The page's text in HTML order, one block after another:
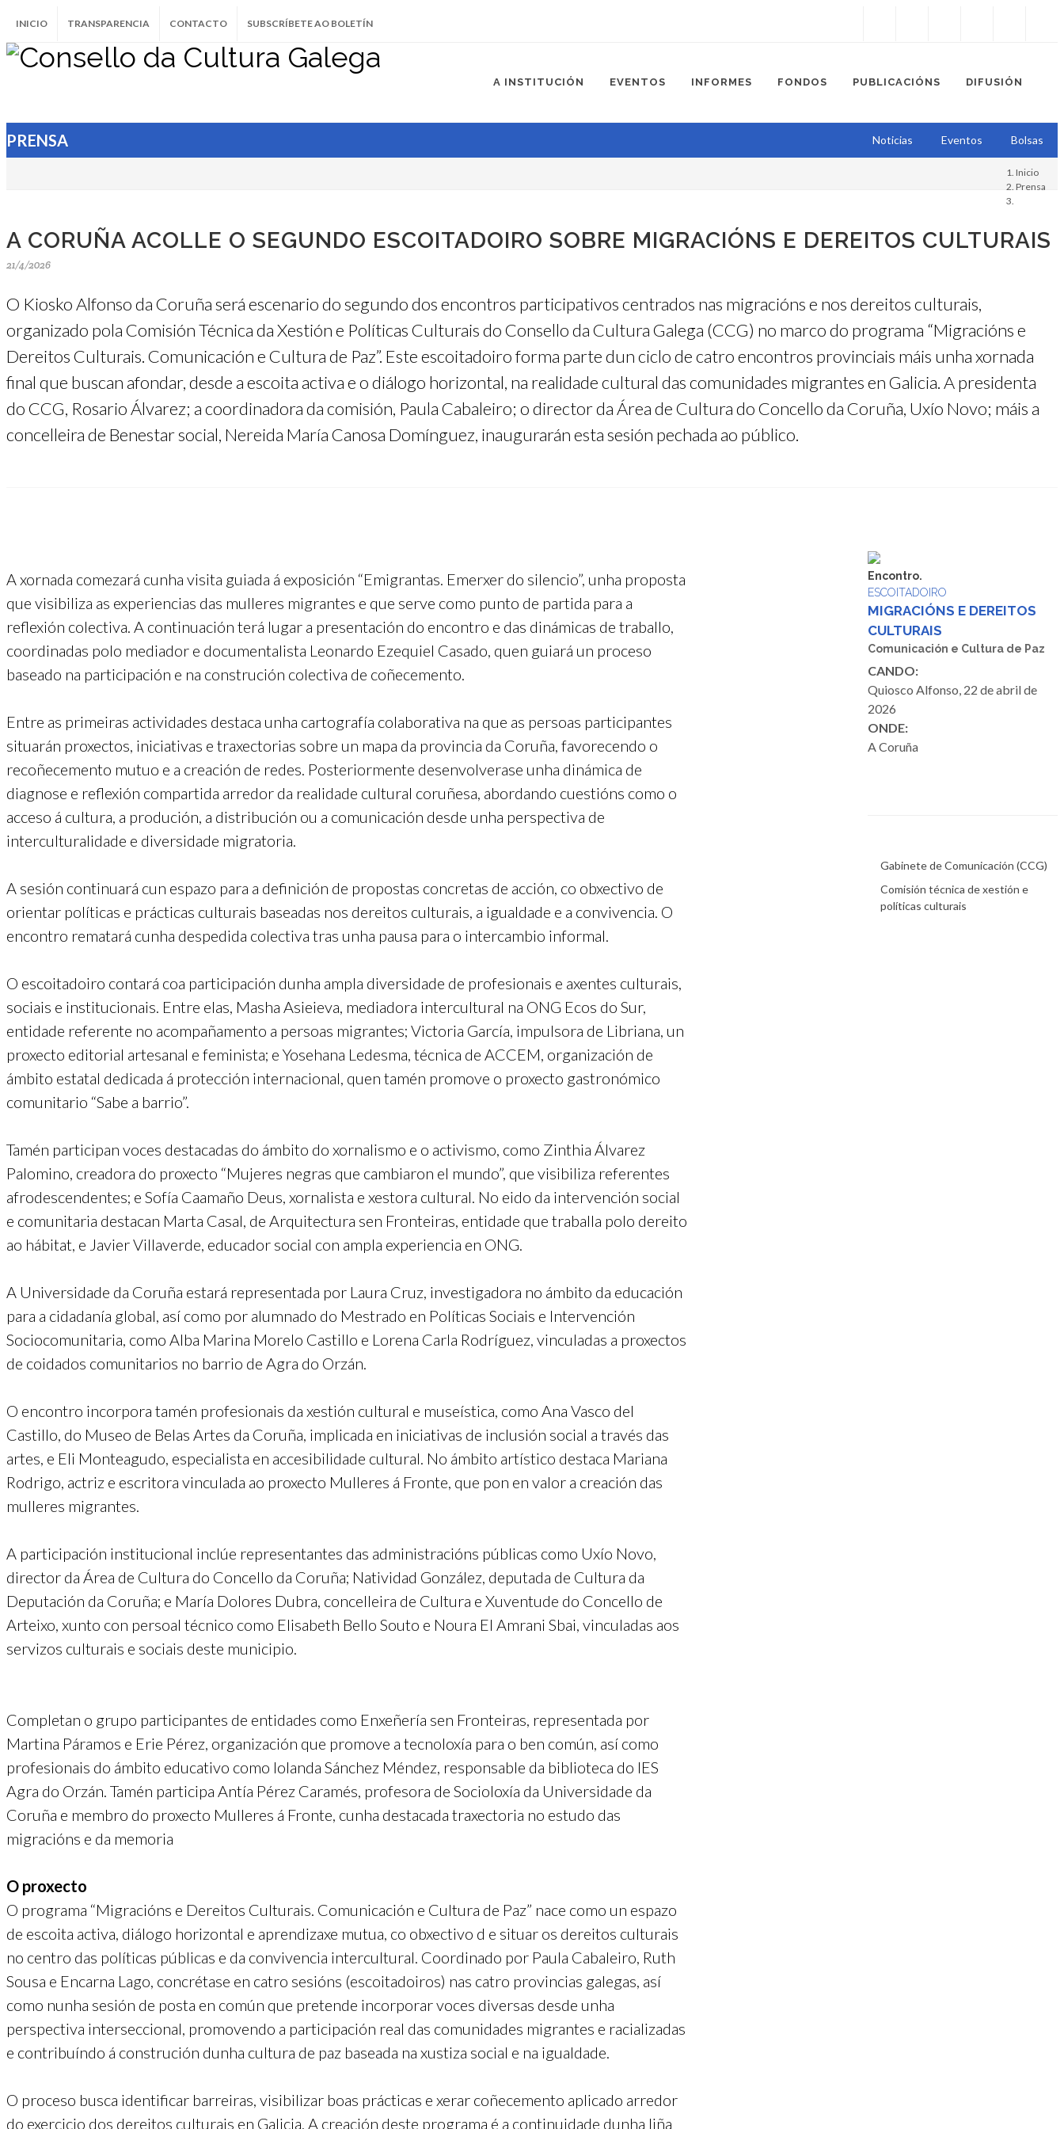
INICIO TRANSPARENCIA CONTACTO SUBSCRÍBETE AO BOLETÍN
A INSTITUCIÓN EVENTOS INFORMES FONDOS PUBLICACIÓNS DIFUSIÓN
PRENSA Noticias Eventos Bolsas
Inicio
Prensa
A CORUÑA ACOLLE O SEGUNDO ESCOITADOIRO SOBRE MIGRACIÓNS E DEREITOS CULTURAIS
21/4/2026
O Kiosko Alfonso da Coruña será escenario do segundo dos encontros participativos centrados nas migracións e nos dereitos culturais,
organizado pola Comisión Técnica da Xestión e Políticas Culturais do Consello da Cultura Galega (CCG) no marco do programa “Migracións e
Dereitos Culturais. Comunicación e Cultura de Paz”. Este escoitadoiro forma parte dun ciclo de catro encontros provinciais máis unha xornada
final que buscan afondar, desde a escoita activa e o diálogo horizontal, na realidade cultural das comunidades migrantes en Galicia. A presidenta
do CCG, Rosario Álvarez; a coordinadora da comisión, Paula Cabaleiro; o director da Área de Cultura do Concello da Coruña, Uxío Novo; máis a
concelleira de Benestar social, Nereida María Canosa Domínguez, inaugurarán esta sesión pechada ao público.
A xornada comezará cunha visita guiada á exposición “Emigrantas. Emerxer do silencio”, unha proposta
que visibiliza as experiencias das mulleres migrantes e que serve como punto de partida para a
reflexión colectiva. A continuación terá lugar a presentación do encontro e das dinámicas de traballo,
coordinadas polo mediador e documentalista Leonardo Ezequiel Casado, quen guiará un proceso
baseado na participación e na construción colectiva de coñecemento.
Entre as primeiras actividades destaca unha cartografía colaborativa na que as persoas participantes
situarán proxectos, iniciativas e traxectorias sobre un mapa da provincia da Coruña, favorecendo o
recoñecemento mutuo e a creación de redes. Posteriormente desenvolverase unha dinámica de
diagnose e reflexión compartida arredor da realidade cultural coruñesa, abordando cuestións como o
acceso á cultura, a produción, a distribución ou a comunicación desde unha perspectiva de
interculturalidade e diversidade migratoria.
A sesión continuará cun espazo para a definición de propostas concretas de acción, co obxectivo de
orientar políticas e prácticas culturais baseadas nos dereitos culturais, a igualdade e a convivencia. O
encontro rematará cunha despedida colectiva tras unha pausa para o intercambio informal.
O escoitadoiro contará coa participación dunha ampla diversidade de profesionais e axentes culturais,
sociais e institucionais. Entre elas, Masha Asieieva, mediadora intercultural na ONG Ecos do Sur,
entidade referente no acompañamento a persoas migrantes; Victoria García, impulsora de Libriana, un
proxecto editorial artesanal e feminista; e Yosehana Ledesma, técnica de ACCEM, organización de
ámbito estatal dedicada á protección internacional, quen tamén promove o proxecto gastronómico
comunitario “Sabe a barrio”.
Tamén participan voces destacadas do ámbito do xornalismo e o activismo, como Zinthia Álvarez
Palomino, creadora do proxecto “Mujeres negras que cambiaron el mundo”, que visibiliza referentes
afrodescendentes; e Sofía Caamaño Deus, xornalista e xestora cultural. No eido da intervención social
e comunitaria destacan Marta Casal, de Arquitectura sen Fronteiras, entidade que traballa polo dereito
ao hábitat, e Javier Villaverde, educador social con ampla experiencia en ONG.
A Universidade da Coruña estará representada por Laura Cruz, investigadora no ámbito da educación
para a cidadanía global, así como por alumnado do Mestrado en Políticas Sociais e Intervención
Sociocomunitaria, como Alba Marina Morelo Castillo e Lorena Carla Rodríguez, vinculadas a proxectos
de coidados comunitarios no barrio de Agra do Orzán.
O encontro incorpora tamén profesionais da xestión cultural e museística, como Ana Vasco del
Castillo, do Museo de Belas Artes da Coruña, implicada en iniciativas de inclusión social a través das
artes, e Eli Monteagudo, especialista en accesibilidade cultural. No ámbito artístico destaca Mariana
Rodrigo, actriz e escritora vinculada ao proxecto Mulleres á Fronte, que pon en valor a creación das
mulleres migrantes.
A participación institucional inclúe representantes das administracións públicas como Uxío Novo,
director da Área de Cultura do Concello da Coruña; Natividad González, deputada de Cultura da
Deputación da Coruña; e María Dolores Dubra, concelleira de Cultura e Xuventude do Concello de
Arteixo, xunto con persoal técnico como Elisabeth Bello Souto e Noura El Amrani Sbai, vinculadas aos
servizos culturais e sociais deste municipio.
Completan o grupo participantes de entidades como Enxeñería sen Fronteiras, representada por
Martina Páramos e Erie Pérez, organización que promove a tecnoloxía para o ben común, así como
profesionais do ámbito educativo como Iolanda Sánchez Méndez, responsable da biblioteca do IES
Agra do Orzán. Tamén participa Antía Pérez Caramés, profesora de Socioloxía da Universidade da
Coruña e membro do proxecto Mulleres á Fronte, cunha destacada traxectoria no estudo das
migracións e da memoria
O proxecto
O programa “Migracións e Dereitos Culturais. Comunicación e Cultura de Paz” nace como un espazo
de escoita activa, diálogo horizontal e aprendizaxe mutua, co obxectivo d e situar os dereitos culturais
no centro das políticas públicas e da convivencia intercultural. Coordinado por Paula Cabaleiro, Ruth
Sousa e Encarna Lago, concrétase en catro sesións (escoitadoiros) nas catro provincias galegas, así
como nunha sesión de posta en común que pretende incorporar voces diversas desde unha
perspectiva interseccional, promovendo a participación real das comunidades migrantes e racializadas
e contribuíndo á construción dunha cultura de paz baseada na xustiza social e na igualdade.
O proceso busca identificar barreiras, visibilizar boas prácticas e xerar coñecemento aplicado arredor
do exercicio dos dereitos culturais en Galicia. A creación deste programa é a continuidade dunha liña
Encontro.
ESCOITADOIRO
MIGRACIÓNS E DEREITOS
CULTURAIS
Comunicación e Cultura de Paz
CANDO:
Quiosco Alfonso, 22 de abril de
2026
ONDE:
A Coruña
Gabinete de Comunicación (CCG)
Comisión técnica de xestión e
políticas culturais